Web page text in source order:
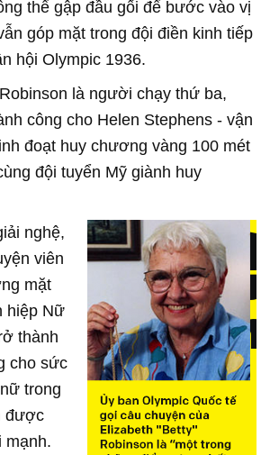
thể gập đầu gối để bước vào vị
góp mặt trong đội điền kinh tiếp
hội Olympic 1936.
là người chạy thứ ba,
công cho Helen Stephens - vận
đoạt huy chương vàng 100 mét
đội tuyển Mỹ giành huy
nghệ,
viên
mặt
hiệp Nữ
thành
cho sức
trong
được
mạnh.